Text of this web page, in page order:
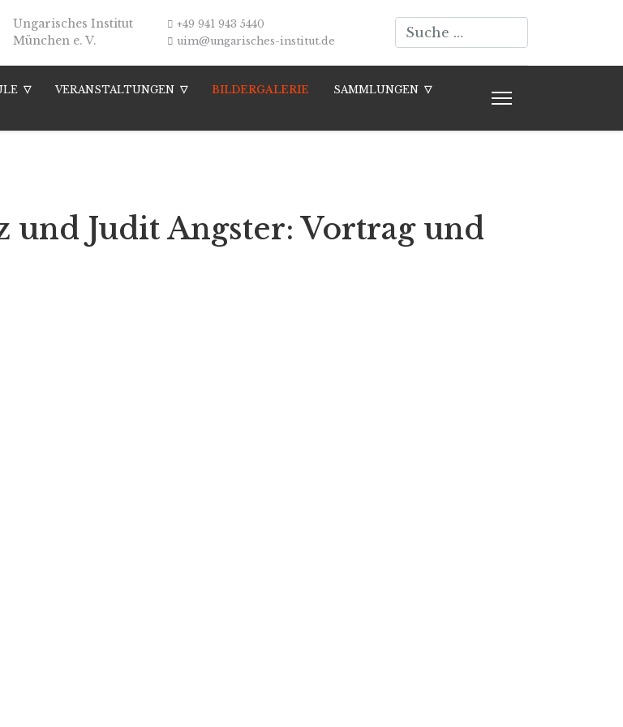
Ungarisches Institut
München e. V.
+49 941 943 5440
uim@ungarisches-institut.de
Suchen
VERANSTALTUNGEN BILDERGALERIE
SAMMLUNGEN
und Judit Angster: Vortrag und